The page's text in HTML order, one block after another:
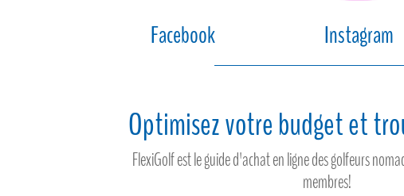
Facebook Instagram
Optimisez votre budget et
FlexiGolf est le guide d'achat en ligne des golfeurs
membres!